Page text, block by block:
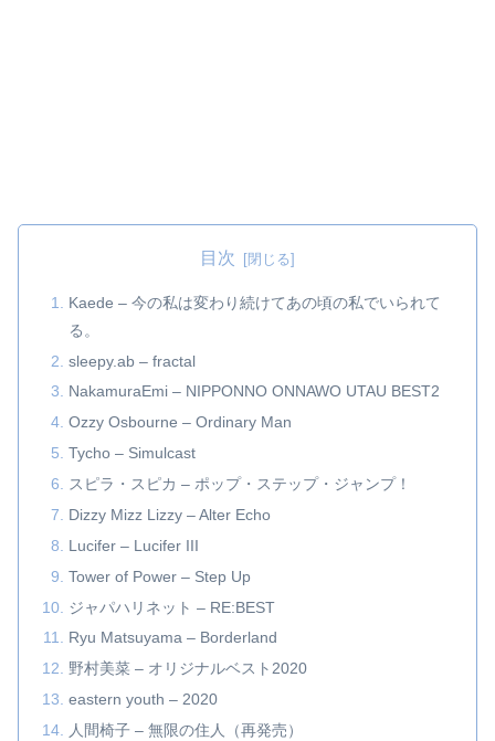
目次
Kaede – 今の私は変わり続けてあの頃の私でいられて
る。
sleepy.ab – fractal
NakamuraEmi – NIPPONNO ONNAWO UTAU BEST2
Ozzy Osbourne – Ordinary Man
Tycho – Simulcast
スピラ・スピカ – ポップ・ステップ・ジャンプ！
Dizzy Mizz Lizzy – Alter Echo
Lucifer – Lucifer III
Tower of Power – Step Up
ジャパハリネット – RE:BEST
Ryu Matsuyama – Borderland
野村美菜 – オリジナルベスト2020
eastern youth – 2020
人間椅子 – 無限の住人（再発売）